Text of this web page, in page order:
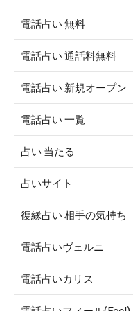
電話占い 無料
電話占い 通話料無料
電話占い 新規オープン
電話占い 一覧
占い 当たる
占いサイト
復縁占い 相手の気持ち
電話占いヴェルニ
電話占いカリス